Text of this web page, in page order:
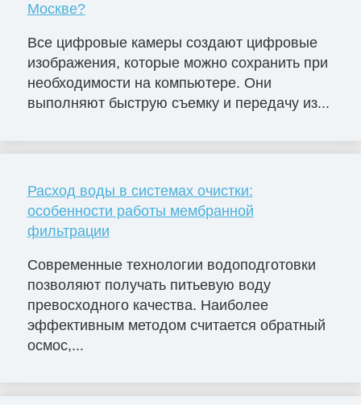
Москве?
Все цифровые камеры создают цифровые
изображения, которые можно сохранить при
необходимости на компьютере. Они
выполняют быструю съемку и передачу из...
Расход воды в системах очистки:
особенности работы мембранной
фильтрации
Современные технологии водоподготовки
позволяют получать питьевую воду
превосходного качества. Наиболее
эффективным методом считается обратный
осмос,...